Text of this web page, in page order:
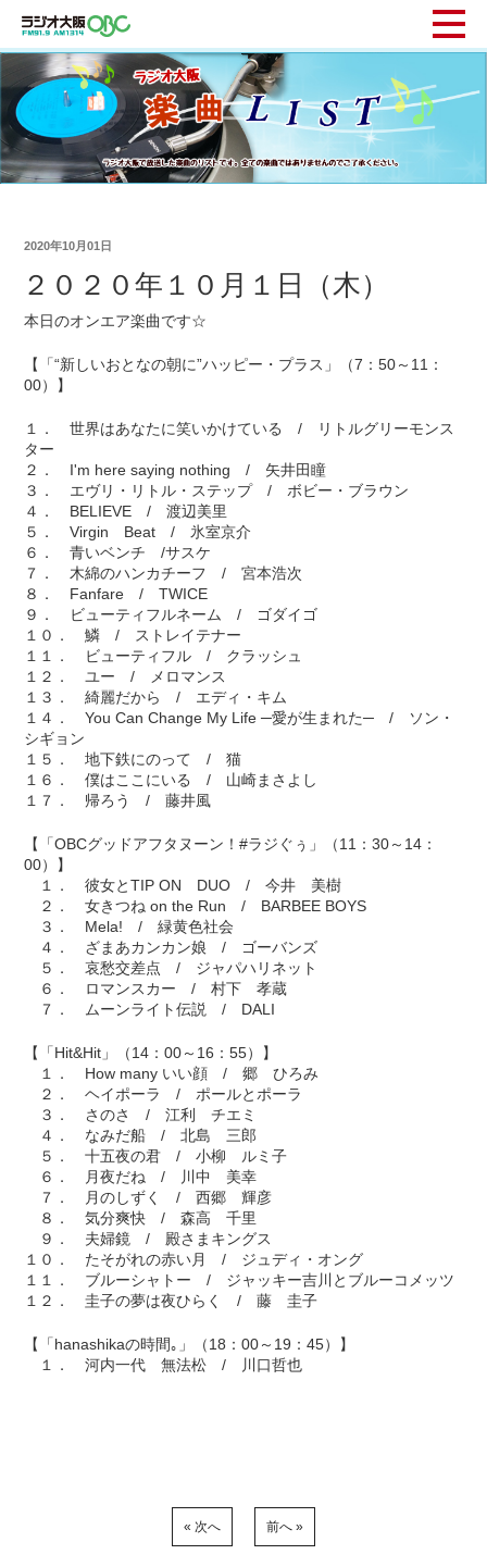
2020年10月01日
２０２０年１０月１日（木）
本日のオンエア楽曲です☆
【「“新しいおとなの朝に”ハッピー・プラス」（7：50～11：
00）】
１． 世界はあなたに笑いかけている / リトルグリーモンス
ター
２． I'm here saying nothing / 矢井田瞳
３． エヴリ・リトル・ステップ / ボビー・ブラウン
４． BELIEVE / 渡辺美里
５． Virgin Beat / 氷室京介
６． 青いベンチ /サスケ
７． 木綿のハンカチーフ / 宮本浩次
８． Fanfare / TWICE
９． ビューティフルネーム / ゴダイゴ
１０． 鱗 / ストレイテナー
１１． ビューティフル / クラッシュ
１２． ユー / メロマンス
１３． 綺麗だから / エディ・キム
１４． You Can Change My Life ─愛が生まれた─ / ソン・
シギョン
１５． 地下鉄にのって / 猫
１６． 僕はここにいる / 山崎まさよし
１７． 帰ろう / 藤井風
【「OBCグッドアフタヌーン！#ラジぐぅ」（11：30～14：
00）】
１． 彼女とTIP ON DUO / 今井 美樹
２． 女きつね on the Run / BARBEE BOYS
３． Mela! / 緑黄色社会
４． ざまあカンカン娘 / ゴーバンズ
５． 哀愁交差点 / ジャパハリネット
６． ロマンスカー / 村下 孝蔵
７． ムーンライト伝説 / DALI
【「Hit&Hit」（14：00～16：55）】
１． How many いい顔 / 郷 ひろみ
２． ヘイポーラ / ポールとポーラ
３． さのさ / 江利 チエミ
４． なみだ船 / 北島 三郎
５． 十五夜の君 / 小柳 ルミ子
６． 月夜だね / 川中 美幸
７． 月のしずく / 西郷 輝彦
８． 気分爽快 / 森高 千里
９． 夫婦鏡 / 殿さまキングス
１０． たそがれの赤い月 / ジュディ・オング
１１． ブルーシャトー / ジャッキー吉川とブルーコメッツ
１２． 圭子の夢は夜ひらく / 藤 圭子
【「hanashikaの時間｡」（18：00～19：45）】
１． 河内一代 無法松 / 川口哲也
« 次へ 前へ »